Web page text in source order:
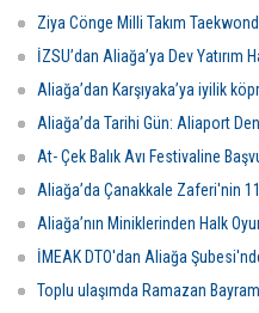
Ziya Cönge Milli Takım
İZSU’dan Aliağa’ya Dev Yatırım
Aliağa’dan Karşıyaka’ya iyilik
Aliağa’da Tarihi Gün: Aliaport
At- Çek Balık Avı Festivaline
Aliağa’da Çanakkale Zaferi'nin
Aliağa’nın Miniklerinden Halk
İMEAK DTO'dan Aliağa
Toplu ulaşımda Ramazan